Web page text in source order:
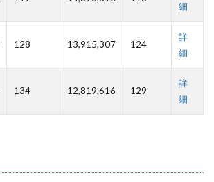
細
128 13,915,307 124
詳
細
134 12,819,616 129
詳
細